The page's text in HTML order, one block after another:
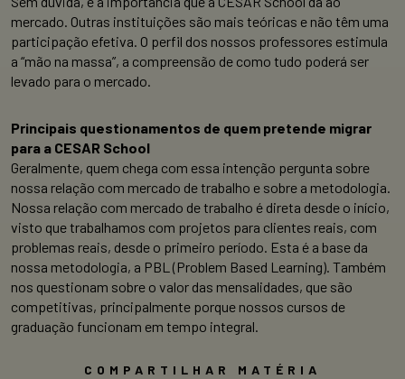
mercado. Outras instituições são mais teóricas e não têm uma
participação efetiva. O perfil dos nossos professores estimula
a “mão na massa”, a compreensão de como tudo poderá ser
levado para o mercado.
Principais questionamentos de quem pretende migrar
para a CESAR School
Geralmente, quem chega com essa intenção pergunta sobre
nossa relação com mercado de trabalho e sobre a metodologia.
Nossa relação com mercado de trabalho é direta desde o início,
visto que trabalhamos com projetos para clientes reais, com
problemas reais, desde o primeiro período. Esta é a base da
nossa metodologia, a PBL (Problem Based Learning). Também
nos questionam sobre o valor das mensalidades, que são
competitivas, principalmente porque nossos cursos de
graduação funcionam em tempo integral.
COMPARTILHAR MATÉRIA